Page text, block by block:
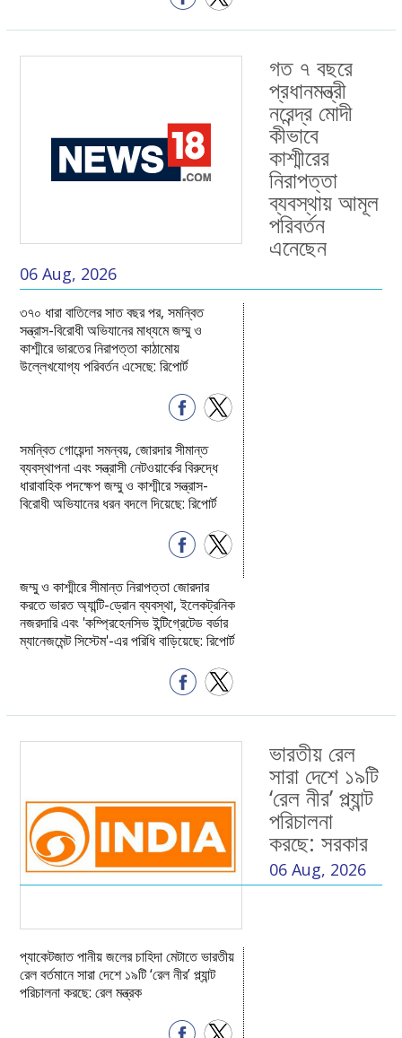
গত ৭ বছরে
প্রধানমন্ত্রী
নরেন্দ্র মোদী
কীভাবে
কাশ্মীরের
নিরাপত্তা
ব্যবস্থায় আমূল
পরিবর্তন
এনেছেন
06 Aug, 2026
৩৭০ ধারা বাতিলের সাত বছর পর, সমন্বিত
সন্ত্রাস-বিরোধী অভিযানের মাধ্যমে জম্মু ও
কাশ্মীরে ভারতের নিরাপত্তা কাঠামোয়
উল্লেখযোগ্য পরিবর্তন এসেছে: রিপোর্ট
সমন্বিত গোয়েন্দা সমন্বয়, জোরদার সীমান্ত
ব্যবস্থাপনা এবং সন্ত্রাসী নেটওয়ার্কের বিরুদ্ধে
ধারাবাহিক পদক্ষেপ জম্মু ও কাশ্মীরে সন্ত্রাস-
বিরোধী অভিযানের ধরন বদলে দিয়েছে: রিপোর্ট
জম্মু ও কাশ্মীরে সীমান্ত নিরাপত্তা জোরদার
করতে ভারত অ্যান্টি-ড্রোন ব্যবস্থা, ইলেকট্রনিক
নজরদারি এবং 'কম্প্রিহেনসিভ ইন্টিগ্রেটেড বর্ডার
ম্যানেজমেন্ট সিস্টেম'-এর পরিধি বাড়িয়েছে: রিপোর্ট
ভারতীয় রেল
সারা দেশে ১৯টি
‘রেল নীর’ প্ল্যান্ট
পরিচালনা
করছে: সরকার
06 Aug, 2026
প্যাকেটজাত পানীয় জলের চাহিদা মেটাতে ভারতীয়
রেল বর্তমানে সারা দেশে ১৯টি ‘রেল নীর’ প্ল্যান্ট
পরিচালনা করছে: রেল মন্ত্রক